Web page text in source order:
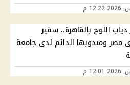
اللوح بالقاهرة.. سفير
ومندوبها الدائم لدى جامعة